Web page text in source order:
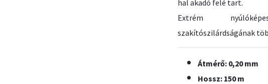
hal akadó felé tart.
Extrém
szakítószilárdságának
Átmérő: 0,20 mm
Hossz: 150 m